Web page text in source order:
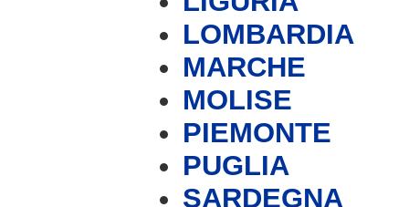
LOMBARDIA
MARCHE
MOLISE
PIEMONTE
PUGLIA
SARDEGNA